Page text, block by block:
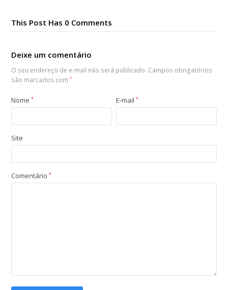
This Post Has 0 Comments
Deixe um comentário
O seu endereço de e-mail não será publicado. Campos obrigatórios
são marcados com*
Nome* E-mail*
Site
Comentário*